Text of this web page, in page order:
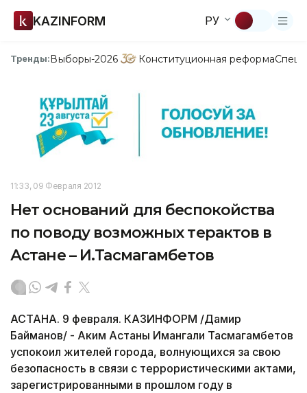
KAZINFORM РУ
Тренды:Выборы-2026 Конституционная реформа
11:33, 09 Февраля 2012
Нет оснований для беспокойства
по поводу возможных терактов в
Астане – И.Тасмагамбетов
АСТАНА. 9 февраля. КАЗИНФОРМ /Дамир
Байманов/ - Аким Астаны Имангали Тасмагамбетов
успокоил жителей города, волнующихся за свою
безопасность в связи с террористическими актами,
зарегистрированными в прошлом году в